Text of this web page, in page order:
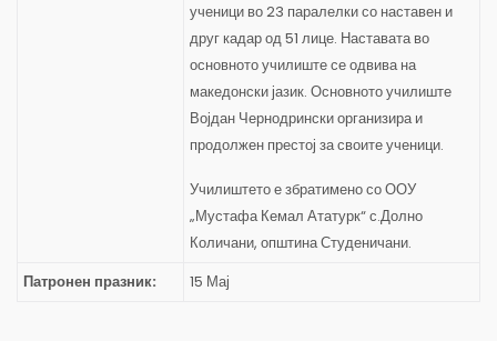
ученици во 23 паралелки со наставен и
друг кадар од 51 лице. Наставата во
основното училиште се одвива на
македонски јазик. Основното училиште
Војдан Чернодрински организира и
продолжен престој за своите ученици.
Училиштето е збратимено со ООУ
„Мустафа Кемал Ататурк“ с.Долно
Количани, општина Студеничани.
Патронен празник:
15 Мај